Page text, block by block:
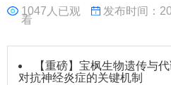
1047人已观
看
发布时间：
【重磅】宝枫生物遗传与
对抗神经炎症的关键机制